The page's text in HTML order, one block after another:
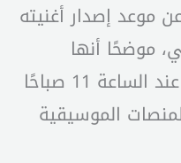
موعد إصدار أغنيته
موضحًا أنها
ستُطرح يوم السبت 23 أيار عند الساعة 11 صباحًا
الموسيقية